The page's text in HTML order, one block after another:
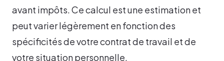
avant impôts. Ce calcul est une estimation et
peut varier légèrement en fonction des
spécificités de votre contrat de travail et de
votre situation personnelle.